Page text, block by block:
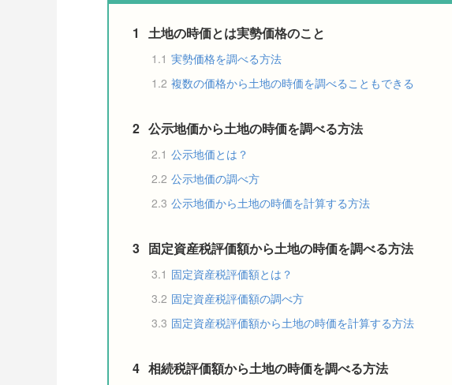
1 土地の時価とは実勢価格のこと
1.1 実勢価格を調べる方法
1.2 複数の価格から土地の時価を調べることもできる
2 公示地価から土地の時価を調べる方法
2.1 公示地価とは？
2.2 公示地価の調べ方
2.3 公示地価から土地の時価を計算する方法
3 固定資産税評価額から土地の時価を調べる方法
3.1 固定資産税評価額とは？
3.2 固定資産税評価額の調べ方
3.3 固定資産税評価額から土地の時価を計算する方法
4 相続税評価額から土地の時価を調べる方法